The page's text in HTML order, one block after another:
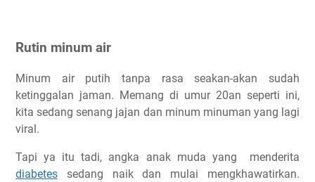
Rutin minum air
Minum air putih tanpa rasa seakan-akan sudah
ketinggalan jaman. Memang di umur 20an seperti ini,
kita sedang senang jajan dan minum minuman yang lagi
viral.
Tapi ya itu tadi, angka anak muda yang menderita
diabetes sedang naik dan mulai mengkhawatirkan.